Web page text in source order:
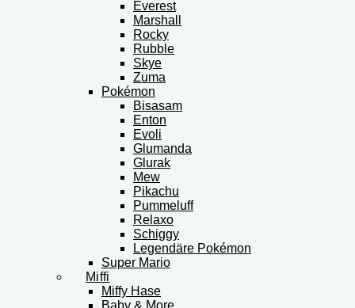
Everest
Marshall
Rocky
Rubble
Skye
Zuma
Pokémon
Bisasam
Enton
Evoli
Glumanda
Glurak
Mew
Pikachu
Pummeluff
Relaxo
Schiggy
Legendäre Pokémon
Super Mario
Miffi
Miffy Hase